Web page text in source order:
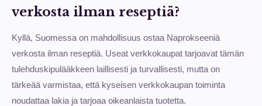
verkosta ilman reseptiä?
Kyllä, Suomessa on mahdollisuus ostaa Naprokseeniä
verkosta ilman reseptiä. Useat verkkokaupat tarjoavat tämän
tulehduskipulääkkeen laillisesti ja turvallisesti, mutta on
tärkeää varmistaa, että kyseisen verkkokaupan toiminta
noudattaa lakia ja tarjoaa oikeanlaista tuotetta.